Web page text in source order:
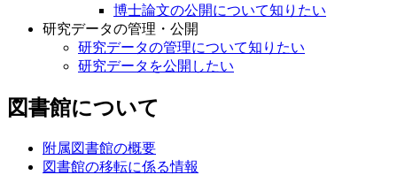
博士論文の公開について知りたい
研究データの管理・公開
研究データの管理について知りたい
研究データを公開したい
図書館について
附属図書館の概要
図書館の移転に係る情報